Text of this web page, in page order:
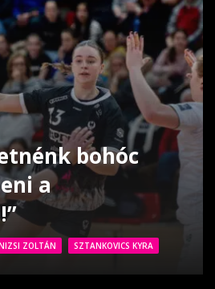
bohóc
a
ZOLTÁN SZTANKOVICS KYRA